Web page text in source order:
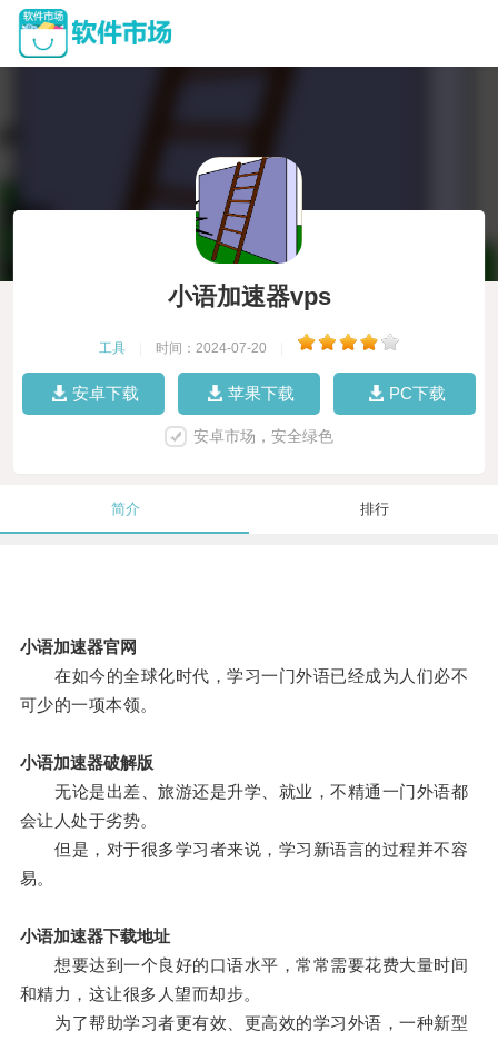
小语加速器vps
工具 时间：2024-07-20
安卓下载 苹果下载 PC下载
安卓市场，安全绿色
简介 排行
小语加速器官网
在如今的全球化时代，学习一门外语已经成为人们必不
可少的一项本领。
小语加速器破解版
无论是出差、旅游还是升学、就业，不精通一门外语都
会让人处于劣势。
但是，对于很多学习者来说，学习新语言的过程并不容
易。
小语加速器下载地址
想要达到一个良好的口语水平，常常需要花费大量时间
和精力，这让很多人望而却步。
为了帮助学习者更有效、更高效的学习外语，一种新型